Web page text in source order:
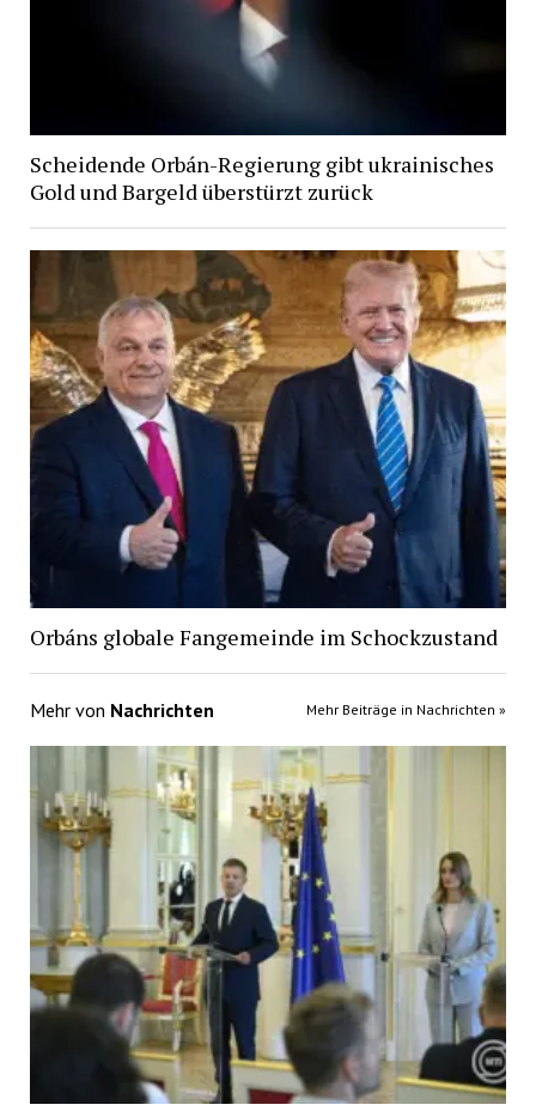
Scheidende Orbán-Regierung gibt ukrainisches
Gold und Bargeld überstürzt zurück
Orbáns globale Fangemeinde im Schockzustand
Mehr von Nachrichten Mehr Beiträge in Nachrichten »